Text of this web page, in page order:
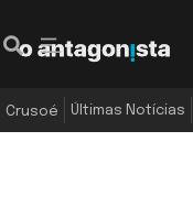
Crusoé Últimas Notícias